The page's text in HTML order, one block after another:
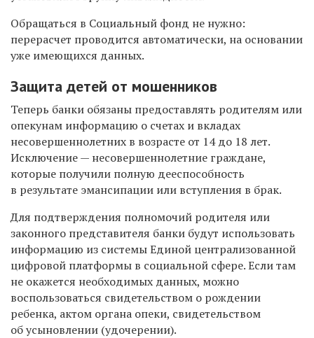
Обращаться в Социальный фонд не нужно:
перерасчет проводится автоматически, на основании
уже имеющихся данных.
Защита детей от мошенников
Теперь банки обязаны предоставлять родителям или
опекунам информацию о счетах и вкладах
несовершеннолетних в возрасте от 14 до 18 лет.
Исключение — несовершеннолетние граждане,
которые получили полную дееспособность
в результате эмансипации или вступления в брак.
Для подтверждения полномочий родителя или
законного представителя банки будут использовать
информацию из системы Единой централизованной
цифровой платформы в социальной сфере. Если там
не окажется необходимых данных, можно
воспользоваться свидетельством о рождении
ребенка, актом органа опеки, свидетельством
об усыновлении (удочерении).